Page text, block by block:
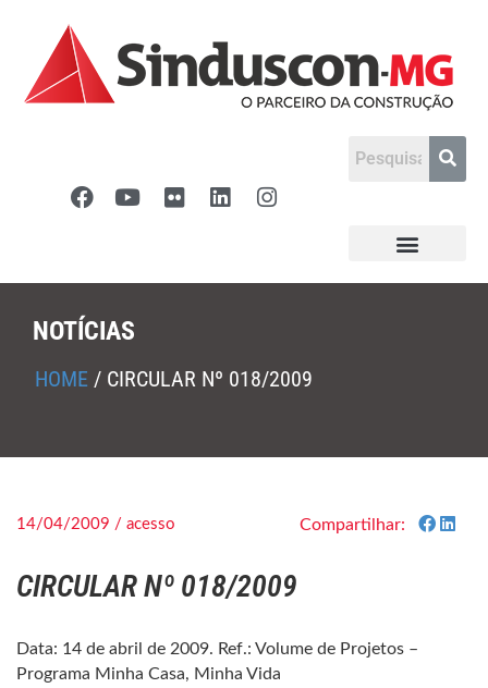
NOTÍCIAS
HOME / CIRCULAR Nº 018/2009
14/04/2009 / acesso Compartilhar:
CIRCULAR Nº 018/2009
Data: 14 de abril de 2009. Ref.: Volume de Projetos –
Programa Minha Casa, Minha Vida